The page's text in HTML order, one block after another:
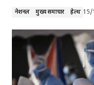
नेशनल मुख्य समाचार हेल्थ 15/